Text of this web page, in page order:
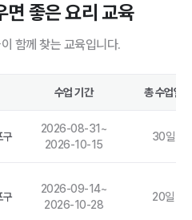
면 좋은 요리 교육
함께 찾는 교육입니다.
수업 기간 총 수업일
구
2026-08-31 ~
2026-10-15
30일
구
2026-09-14~
2026-10-28
20일